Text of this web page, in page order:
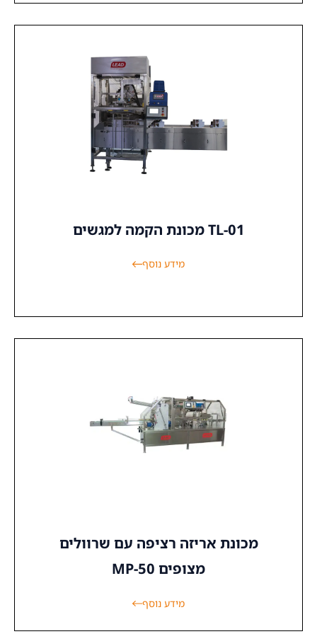
TL-01 מכונת הקמה למגשים
מידע נוסף
מכונת אריזה רציפה עם שרוולים
מצופים MP-50
מידע נוסף